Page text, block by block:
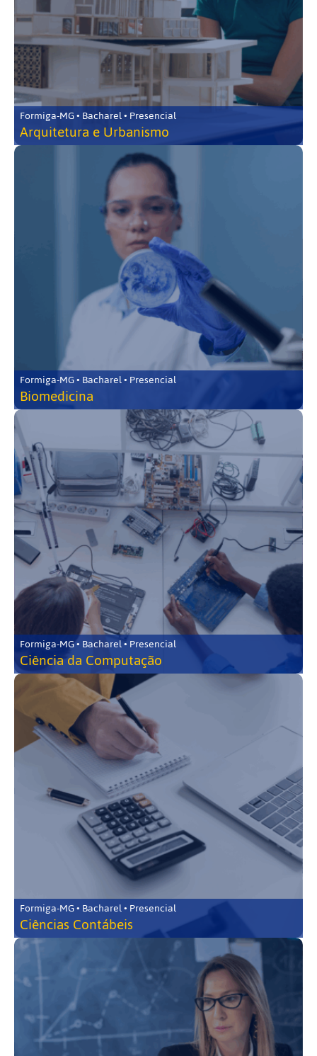
Formiga-MG • Bacharel • Presencial
Arquitetura e Urbanismo
Formiga-MG • Bacharel • Presencial
Biomedicina
Formiga-MG • Bacharel • Presencial
Ciência da Computação
Formiga-MG • Bacharel • Presencial
Ciências Contábeis